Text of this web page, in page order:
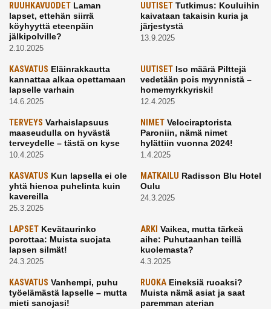
RUUHKAVUODET Laman
lapset, ettehän siirrä
köyhyyttä eteenpäin
jälkipolville?
2.10.2025
UUTISETTutkimus: Kouluihin
kaivataan takaisin kuria ja
järjestystä
13.9.2025
KASVATUS Eläinrakkautta
kannattaa alkaa opettamaan
lapselle varhain
14.6.2025
UUTISETIso määrä Pilttejä
vedetään pois myynnistä –
homemyrkkyriski!
12.4.2025
TERVEYS Varhaislapsuus
maaseudulla on hyvästä
terveydelle – tästä on kyse
10.4.2025
NIMETVelociraptorista
Paroniin, nämä nimet
hylättiin vuonna 2024!
1.4.2025
KASVATUS Kun lapsella ei ole
yhtä hienoa puhelinta kuin
kavereilla
25.3.2025
MATKAILU Radisson Blu Hotel
Oulu
24.3.2025
LAPSET Kevätaurinko
porottaa: Muista suojata
lapsen silmät!
24.3.2025
ARKI Vaikea, mutta tärkeä
aihe: Puhutaanhan teillä
kuolemasta?
4.3.2025
KASVATUS Vanhempi, puhu
työelämästä lapselle – mutta
mieti sanojasi!
RUOKAEineksiä ruoaksi?
Muista nämä asiat ja saat
paremman aterian